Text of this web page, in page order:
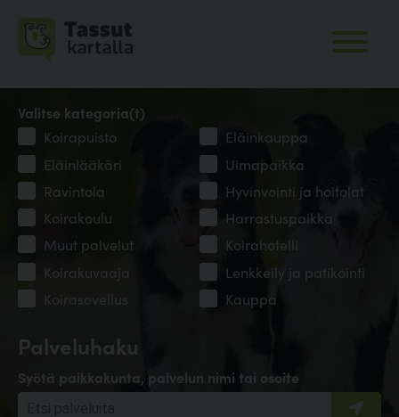
Palveluhaku
Syötä paikkakunta, palvelun nimi tai osoite
Valitse kategoria(t)
Koirapuisto
Eläinkauppa
Eläinlääkäri
Uimapaikka
Ravintola
Hyvinvointi ja hoitolat
Koirakoulu
Harrastuspaikka
Muut palvelut
Koirahotelli
Koirakuvaaja
Lenkkeily ja patikointi
Koirasovellus
Kauppa